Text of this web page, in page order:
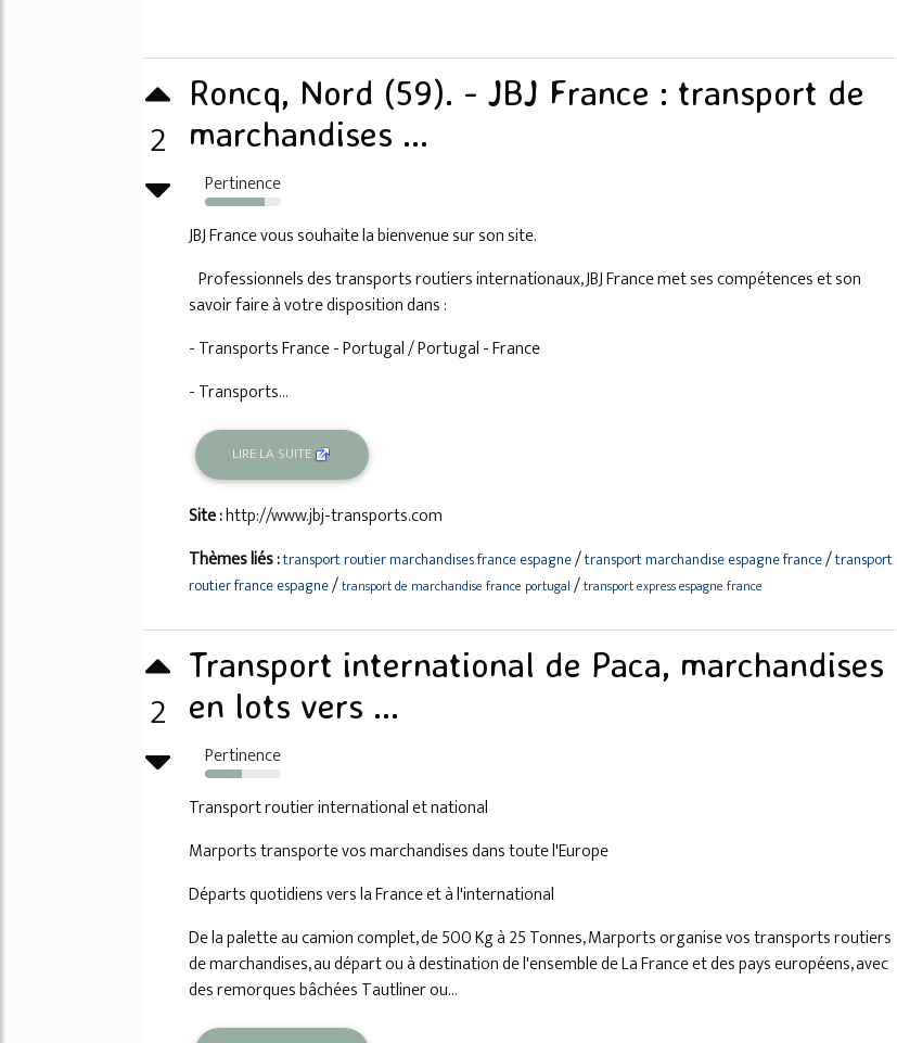
2
Roncq, Nord (59). - JBJ France : transport de
marchandises ...
Pertinence
78%
JBJ France vous souhaite la bienvenue sur son site.
Professionnels des transports routiers internationaux, JBJ France met ses compétences et son
savoir faire à votre disposition dans :
- Transports France - Portugal / Portugal - France
- Transports...
LIRE LA SUITE
Site :http://www.jbj-transports.com
Thèmes liés :transport routier marchandises france espagne/transport marchandise espagne france/transport
routier france espagne/transport de marchandise france portugal /transport express espagne france
2
Transport international de Paca, marchandises
en lots vers ...
Pertinence
49%
Transport routier international et national
Marports transporte vos marchandises dans toute l'Europe
Départs quotidiens vers la France et à l'international
De la palette au camion complet, de 500 Kg à 25 Tonnes, Marports organise vos transports routiers
de marchandises, au départ ou à destination de l'ensemble de La France et des pays européens, avec
des remorques bâchées Tautliner ou...